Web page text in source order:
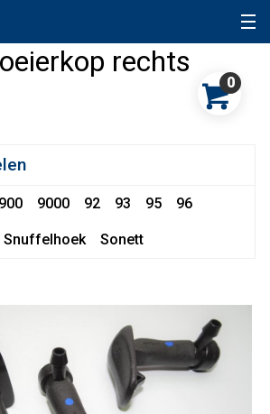
rechts
0
900 9000 92 93 95 96
Snuffelhoek Sonett